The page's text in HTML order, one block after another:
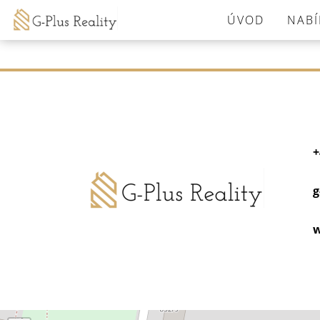
ÚVOD
Tato nemovitost neexistuje, již nejspíš byla smazána.
Zpět na hlavní stranu.